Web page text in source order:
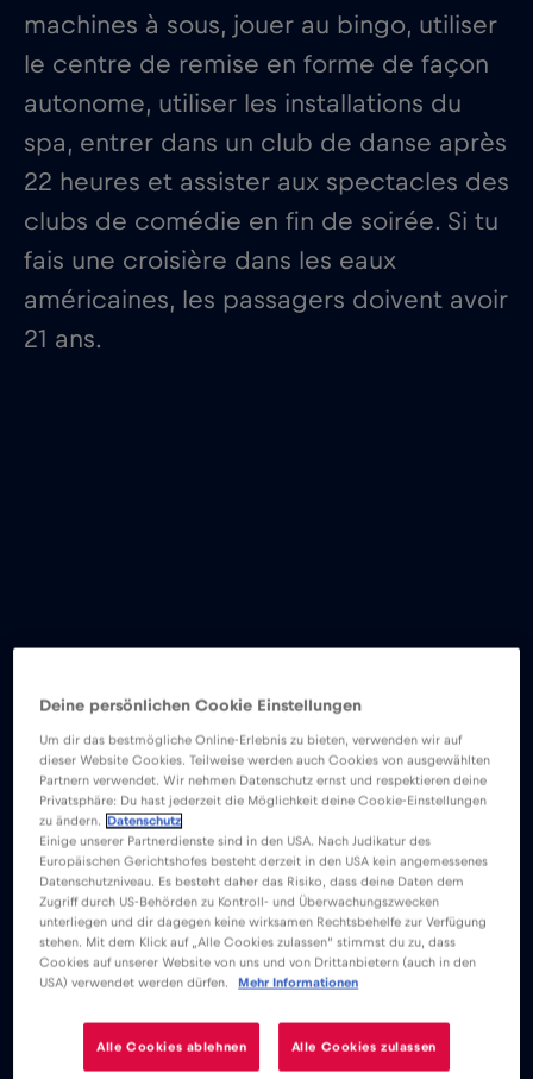
machines à sous, jouer au bingo, utiliser
le centre de remise en forme de façon
autonome, utiliser les installations du
spa, entrer dans un club de danse après
22 heures et assister aux spectacles des
clubs de comédie en fin de soirée. Si tu
fais une croisière dans les eaux
américaines, les passagers doivent avoir
21 ans.
Deine persönlichen Cookie Einstellungen
Um dir das bestmögliche Online-Erlebnis zu bieten, verwenden wir auf
dieser Website Cookies. Teilweise werden auch Cookies von ausgewählten
Partnern verwendet. Wir nehmen Datenschutz ernst und respektieren deine
Privatsphäre: Du hast jederzeit die Möglichkeit deine Cookie-Einstellungen
zu ändern.
Datenschutz
Einige unserer Partnerdienste sind in den USA. Nach Judikatur des
Europäischen Gerichtshofes besteht derzeit in den USA kein angemessenes
Datenschutzniveau. Es besteht daher das Risiko, dass deine Daten dem
Zugriff durch US-Behörden zu Kontroll- und Überwachungszwecken
unterliegen und dir dagegen keine wirksamen Rechtsbehelfe zur Verfügung
stehen. Mit dem Klick auf „Alle Cookies zulassen“ stimmst du zu, dass
Cookies auf unserer Website von uns und von Drittanbietern (auch in den
USA) verwendet werden dürfen.
Mehr Informationen
Alle Cookies ablehnen Alle Cookies zulassen